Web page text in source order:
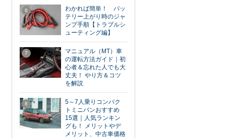
6
わかれば簡単！ バッ
テリー上がり時のジャ
ンプ手順【トラブルシ
ューティング編】
7
マニュアル（MT）車
の運転方法ガイド｜初
心者＆忘れた人でも大
丈夫！ やり方＆コツ
を解説
8
5～7人乗りコンパク
トミニバンおすすめ
15選｜人気ランキン
グも！ メリットやデ
メリット、中古車価格